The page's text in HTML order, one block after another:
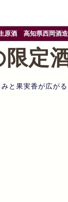
原酒 高知県西岡酒
限定
と果実香が広がる